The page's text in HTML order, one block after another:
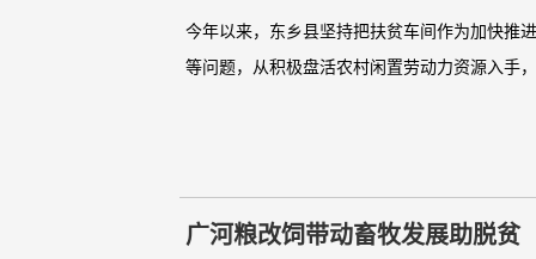
今年以来，东乡县坚持把扶贫车间作为加快推
等问题，从积极盘活农村闲置劳动力资源入手
广河粮改饲带动畜牧发展助脱贫